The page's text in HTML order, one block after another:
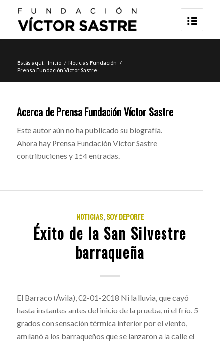
Estás aquí: Inicio / Noticias Fundación /
Prensa Fundación Víctor Sastre
Acerca de Prensa Fundación Víctor Sastre
Este autor aún no ha publicado su biografía.
Ahora hay Prensa Fundación Víctor Sastre
contribuciones y 154 entradas.
NOTICIAS,SOY DEPORTE
Éxito de la San Silvestre
barraqueña
El Barraco (Ávila), 02-01-2018 Ni la lluvia, que cayó
hasta instantes antes del inicio de la prueba, ni el frío: 5
grados con sensación térmica inferior por el viento,
amilanó a los barraqueños que se lanzaron a la calle el